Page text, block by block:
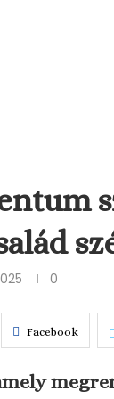
0
Facebook